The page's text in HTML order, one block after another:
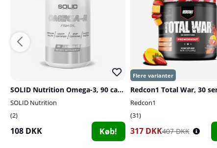
SOLID Nutrition Omega-3, 90 caps
SOLID Nutrition
2
108 DKK Køb!
Redcon1 Total War, 30
Redcon1
31
317 DKK407 DKK